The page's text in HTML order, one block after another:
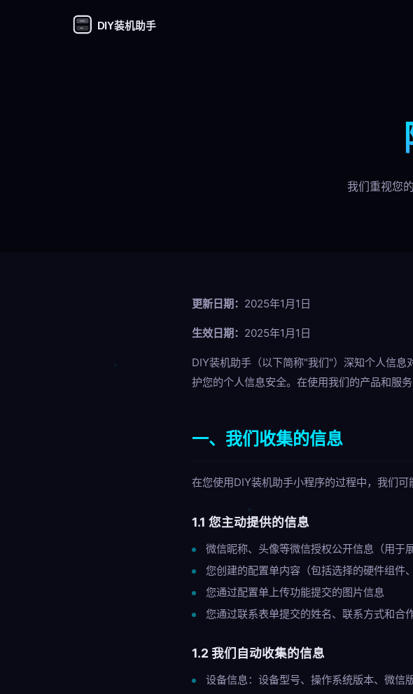
DIY装机助手
我们重视您
更新日期： 2025年1月1日
生效日期： 2025年1月1日
DIY装机助手（以下简称"我们"）深知个人信
护您的个人信息安全。在使用我们的产品和服
一、我们收集的信息
在您使用DIY装机助手小程序的过程中，我们可
1.1 您主动提供的信息
微信昵称、头像等微信授权公开信息（用于
您创建的配置单内容（包括选择的硬件组件
您通过配置单上传功能提交的图片信息
您通过联系表单提交的姓名、联系方式和合
1.2 我们自动收集的信息
设备信息：设备型号、操作系统版本、微信